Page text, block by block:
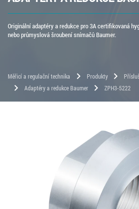
Originální adaptéry a redukce pro 3A certifikovaná
nebo průmyslová šroubení snímačů Baumer.
Měřicí a regulační technika chevron_right Produkty chevron_right
chevron_right Adaptéry a redukce Baumer chevron_right ZPH3-5222